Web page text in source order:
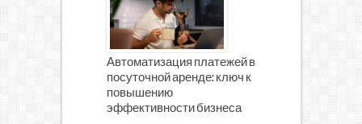
Автоматизация платежей в
посуточной аренде: ключ к
повышению
эффективности бизнеса